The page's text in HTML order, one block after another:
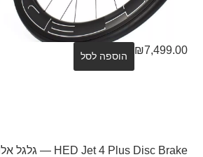
₪7,499.00 הוספה לסל
HED Jet 4 Plus Disc Brake — גלגל אלומיניום ~46mm